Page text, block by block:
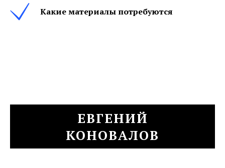
Какие материалы потребуются
ЕВГЕНИЙ
КОНОВАЛОВ